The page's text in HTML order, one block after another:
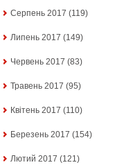
Серпень 2017 (119)
Липень 2017 (149)
Червень 2017 (83)
Травень 2017 (95)
Квітень 2017 (110)
Березень 2017 (154)
Лютий 2017 (121)